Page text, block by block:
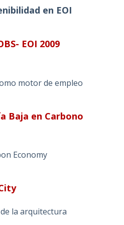
en EOI
EOI 2009
motor de empleo
Baja en Carbono
Economy
la arquitectura